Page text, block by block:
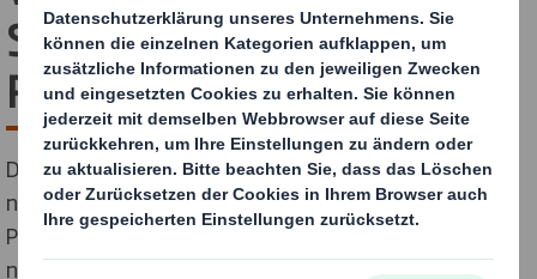
Schweiz bei DS Smith
Packaging
DS Smith, einer der weltweit führenden Hersteller
nachhaltiger Verpackungen, hat sich im Bereich
Packaging in Deutschland und der Schweiz personell
neu aufgestellt. Seit Ende Januar verantwortet Uwe